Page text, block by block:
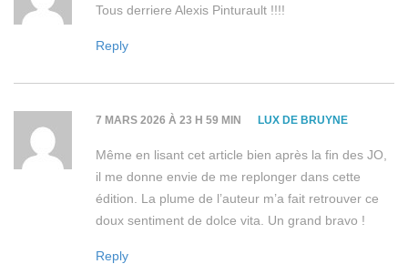
Tous derriere Alexis Pinturault !!!!
Reply
7 MARS 2026 À 23 H 59 MIN LUX DE BRUYNE
Même en lisant cet article bien après la fin des JO,
il me donne envie de me replonger dans cette
édition. La plume de l’auteur m’a fait retrouver ce
doux sentiment de dolce vita. Un grand bravo !
Reply